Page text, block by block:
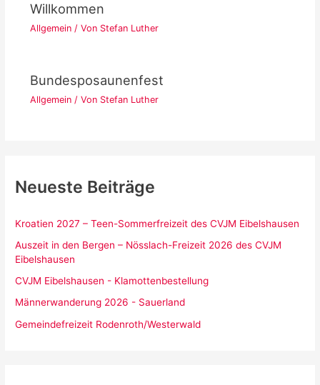
Willkommen
Allgemein/ Von Stefan Luther
Bundesposaunenfest
Allgemein/ Von Stefan Luther
Neueste Beiträge
Kroatien 2027 – Teen-Sommerfreizeit des CVJM Eibelshausen
Auszeit in den Bergen – Nösslach-Freizeit 2026 des CVJM
Eibelshausen
CVJM Eibelshausen - Klamottenbestellung
Männerwanderung 2026 - Sauerland
Gemeindefreizeit Rodenroth/Westerwald